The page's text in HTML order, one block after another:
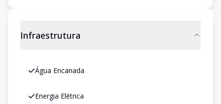
Infraestrutura
Água Encanada
Energia Elétrica